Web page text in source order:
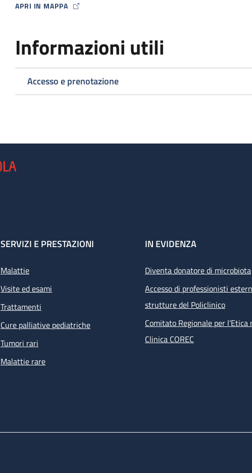
APRI IN MAPPA
MAP ICON
Informazioni utili
Accesso e prenotazione
SERVIZI E PRESTAZIONI
Malattie
Visite ed esami
Trattamenti
Cure palliative pediatriche
Tumori rari
Malattie rare
IN EVIDENZA
Diventa donatore di microbiota
Accesso di professionisti
strutture del Policlinico
Comitato Regionale per l’Etica
Clinica COREC